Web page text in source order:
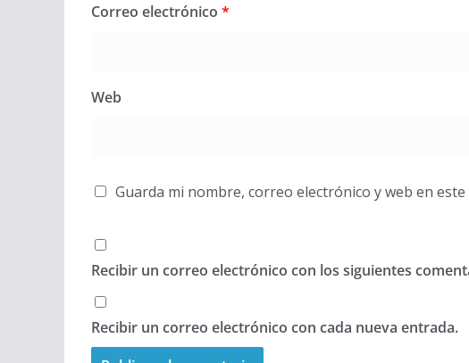
Correo electrónico *
Web
Guarda mi nombre, correo electrónico y web en
Recibir un correo electrónico con los siguientes
Recibir un correo electrónico con cada nueva entrada.